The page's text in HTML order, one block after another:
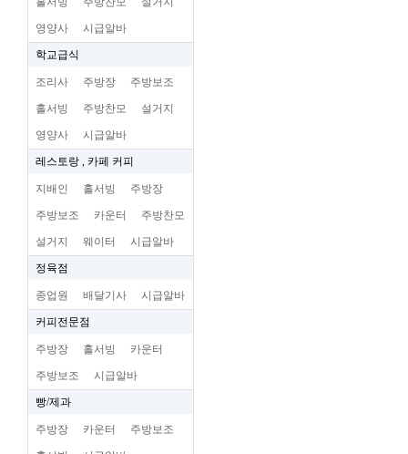
영양사 시급알바
학교급식
조리사 주방장 주방보조
홀서빙 주방찬모 설거지
영양사 시급알바
레스토랑 , 카페 커피
지배인 홀서빙 주방장
주방보조 카운터 주방찬모
설거지 웨이터 시급알바
정육점
종업원 배달기사 시급알바
커피전문점
주방장 홀서빙 카운터
주방보조 시급알바
빵/제과
주방장 카운터 주방보조